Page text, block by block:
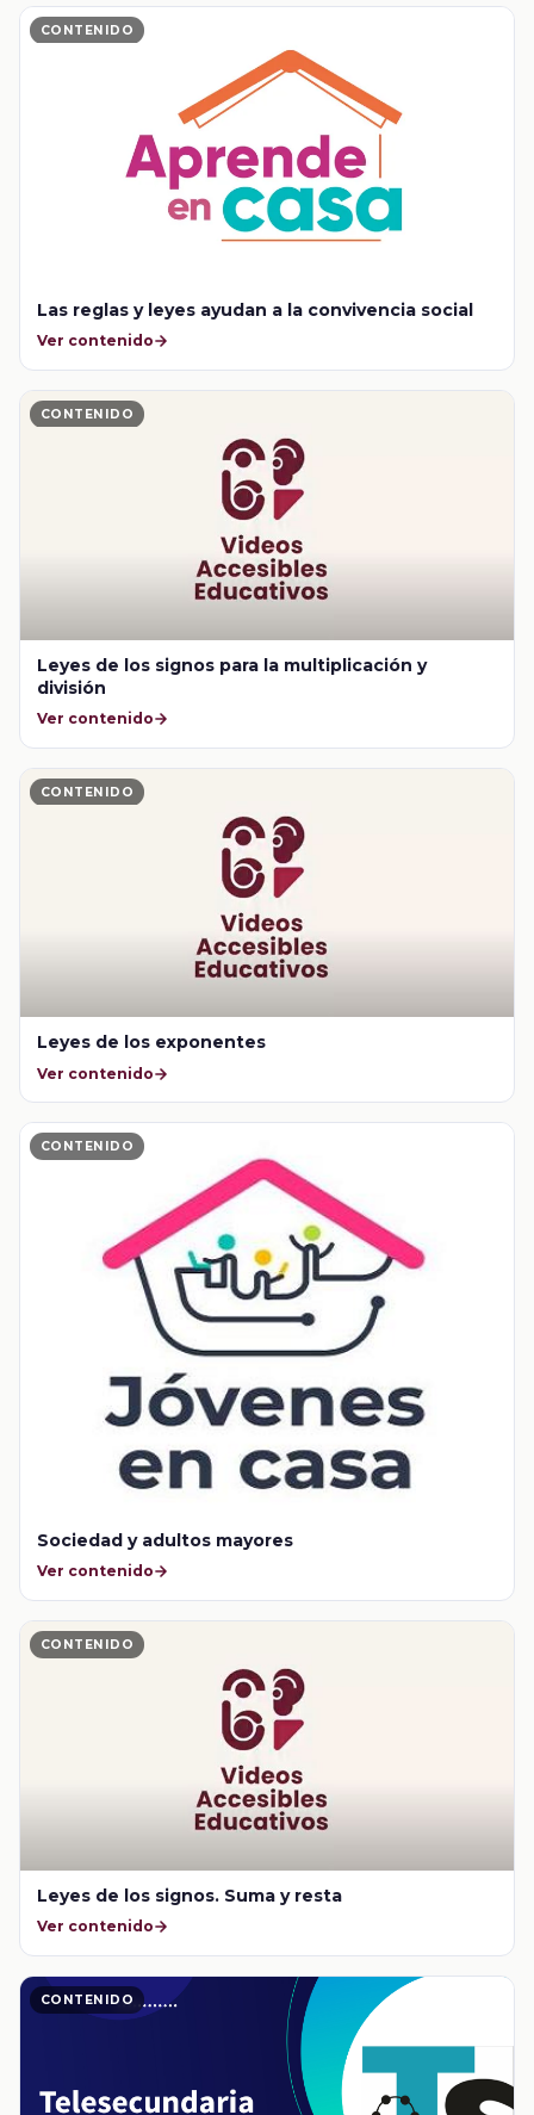
CONTENIDO
Las reglas y leyes ayudan a la convivencia social
Ver contenido
CONTENIDO
Leyes de los signos para la multiplicación y
división
Ver contenido
CONTENIDO
Leyes de los exponentes
Ver contenido
CONTENIDO
Sociedad y adultos mayores
Ver contenido
CONTENIDO
Leyes de los signos. Suma y resta
Ver contenido
CONTENIDO